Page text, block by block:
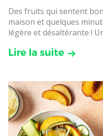
Des fruits qui sentent
maison et quelques
légère et désaltérante !
Lire la suite